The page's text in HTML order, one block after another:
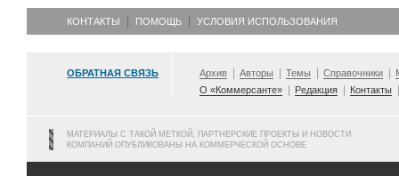
КОНТАКТЫ ПОМОЩЬ УСЛОВИЯ ИСПОЛЬЗОВАНИЯ
ОБРАТНАЯ СВЯЗЬ Архив Авторы Темы Справочники
О «Коммерсанте»
Редакция Контакты
МАТЕРИАЛЫ С ТАКОЙ МЕТКОЙ, ПАРТНЕРСКИЕ ПРОЕКТЫ И НОВОСТИ
КОМПАНИЙ ОПУБЛИКОВАНЫ НА КОММЕРЧЕСКОЙ ОСНОВЕ